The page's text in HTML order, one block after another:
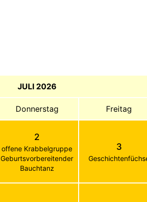
JULI 2026
Donnerstag Freitag
2
offene Krabbelgruppe
Geburtsvorbereitender
Bauchtanz
3